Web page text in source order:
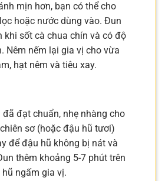
mịn hơn, bạn có thể cho
hoặc nước dùng vào. Đun
khi sốt cà chua chín và có độ
Nêm nếm lại gia vị cho vừa
hạt nêm và tiêu xay.
đã đạt chuẩn, nhẹ nhàng cho
sơ (hoặc đậu hũ tươi)
để đậu hũ không bị nát và
thêm khoảng 5-7 phút trên
ngấm gia vị.